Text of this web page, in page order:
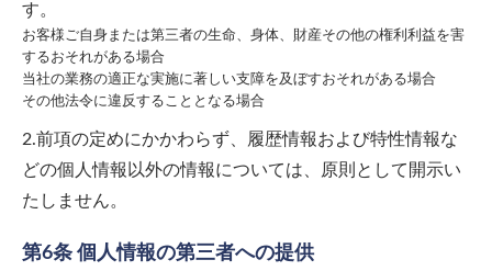
す。
お客様ご自身または第三者の生命、身体、財産その他の権利利益を害
するおそれがある場合
当社の業務の適正な実施に著しい支障を及ぼすおそれがある場合
その他法令に違反することとなる場合
2.前項の定めにかかわらず、履歴情報および特性情報な
どの個人情報以外の情報については、原則として開示い
たしません。
第6条 個人情報の第三者への提供